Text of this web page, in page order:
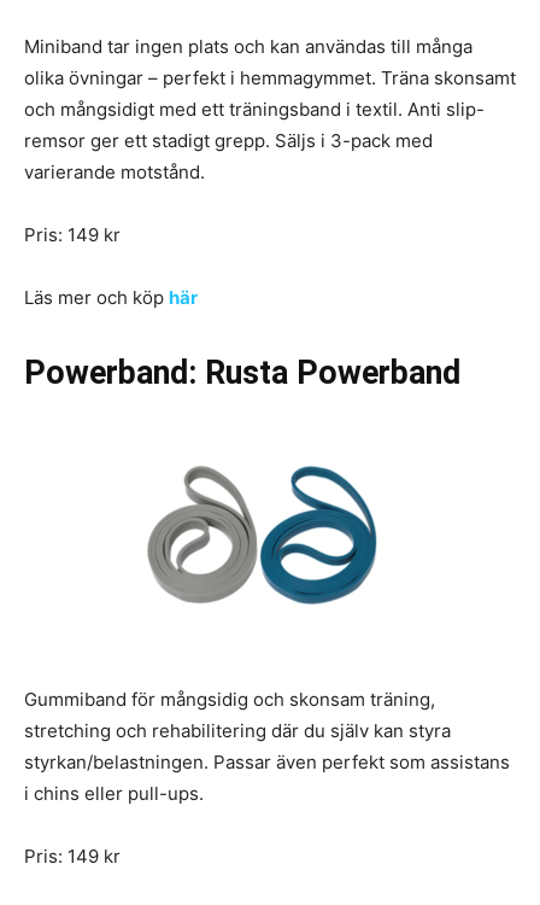
Miniband tar ingen plats och kan användas till många
olika övningar – perfekt i hemmagymmet. Träna skonsamt
och mångsidigt med ett träningsband i textil. Anti slip-
remsor ger ett stadigt grepp. Säljs i 3-pack med
varierande motstånd.
Pris: 149 kr
Läs mer och köp här
Powerband: Rusta Powerband
Gummiband för mångsidig och skonsam träning,
stretching och rehabilitering där du själv kan styra
styrkan/belastningen. Passar även perfekt som assistans
i chins eller pull-ups.
Pris: 149 kr